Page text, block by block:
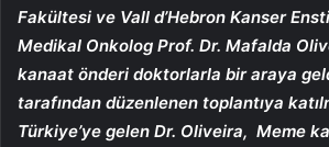
Fakültesi ve Vall d’Hebron Kanser
Medikal Onkolog Prof. Dr. Mafalda
kanaat önderi doktorlarla bir araya
tarafından düzenlenen toplantıya
Türkiye’ye gelen Dr. Oliveira, Meme